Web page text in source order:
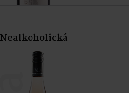
Nealkoholická